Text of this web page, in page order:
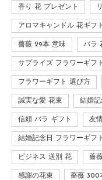
香り 花 プレゼント
アロマキャンドル 花ギフト
薔薇 29本 意味 バラ
サプライズ フラワーギフト
フラワーギフト 選び方
誠実な愛 花束 結婚
信頼 バラ ギフト 友
結婚記念日 フラワーギフト
ビジネス 送別 花 薔
感謝の花束 薔薇 300